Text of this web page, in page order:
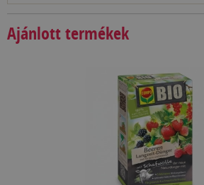
Ajánlott termékek